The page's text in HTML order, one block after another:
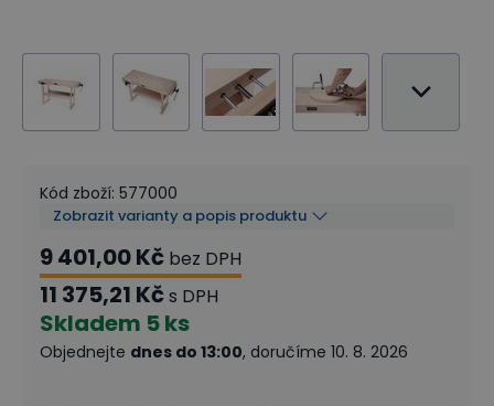
Kód zboží: 577000
Zobrazit varianty a popis produktu
9 401,00 Kč bez DPH
11 375,21 Kčs DPH
Skladem 5 ks
Objednejte dnes do 13:00, doručíme 10. 8. 2026